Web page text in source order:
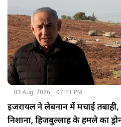
03 Aug, 2026 07:11 PM
इजरायल ने लेबनान में मचाई
निशाना, हिजबुल्लाह के हमले का